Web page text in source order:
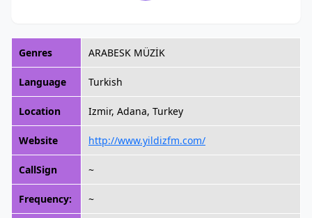
Genres ARABESK MÜZİK
Language Turkish
Location Izmir, Adana, Turkey
Website http://www.yildizfm.com/
CallSign ~
Frequency: ~